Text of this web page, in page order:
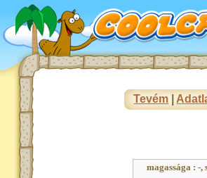
Tevém
magassága : -,